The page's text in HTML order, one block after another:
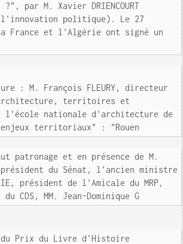
par M. Xavier DRIENCOURT
l'innovation politique). Le 27
la France et l'Algérie ont signé un
: M. François FLEURY, directeur
territoires et
l'école nationale d'architecture de
enjeux territoriaux" : "Rouen
patronage et en présence de M.
président du Sénat, l'ancien ministre
président de l'Amicale du MRP,
CDS, MM. Jean-Dominique G
du Prix du Livre d'Histoire